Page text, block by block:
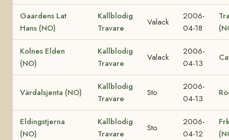
Gaardens Lat
Hans (NO)
Kallblodig
Travare
Valack
2006-
04-18
Kolnes Elden
(NO)
Kallblodig
Travare
Valack
2006-
04-13
Värdalsjenta (NO)
Kallblodig
Travare
Sto
2006-
04-13
Eldingstjerna
(NO)
Kallblodig
Travare
Sto
2006-
04-12